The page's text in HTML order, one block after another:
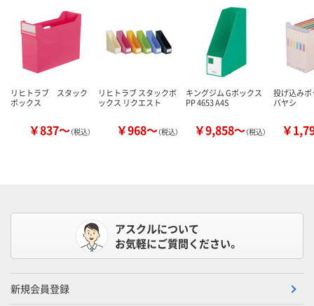
リヒトラブ スタック
ボックス
￥837～（税込）
リヒトラブ スタックボ
ックス リクエスト
￥968～（税込）
キングジム Gボックス
PP 4653 A4S
￥9,858～（税込）
投げ込み
バヤシ
￥
アスクルについて
お気軽にご質問ください。
新規会員登録